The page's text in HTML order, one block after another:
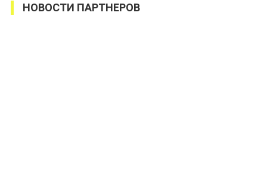
НОВОСТИ ПАРТНЕРОВ